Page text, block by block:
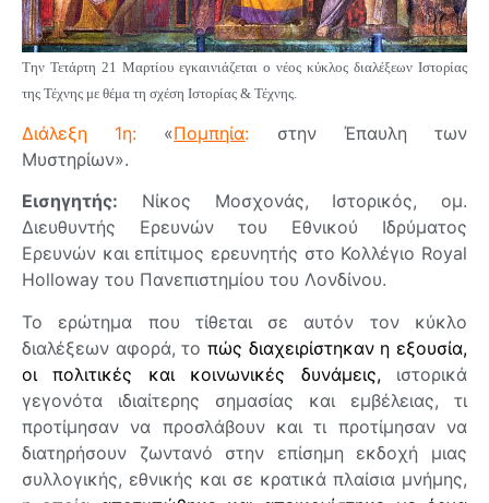
Την Τετάρτη 21 Μαρτίου εγκαινιάζεται ο νέος κύκλος διαλέξεων Ιστορίας
της Τέχνης με θέμα τη σχέση Ιστορίας & Τέχνης.
Διάλεξη 1η: «Πομπηία: στην Έπαυλη των
Μυστηρίων».
Εισηγητής: Νίκος Μοσχονάς, Ιστορικός, ομ.
Διευθυντής Ερευνών του Εθνικού Ιδρύματος
Ερευνών και επίτιμος ερευνητής στο Κολλέγιο Royal
Holloway του Πανεπιστημίου του Λονδίνου.
Το ερώτημα που τίθεται σε αυτόν τον κύκλο
διαλέξεων αφορά, το πώς διαχειρίστηκαν η εξουσία,
οι πολιτικές και κοινωνικές δυνάμεις,ιστορικά
γεγονότα ιδιαίτερης σημασίας και εμβέλειας, τι
προτίμησαν να προσλάβουν και τι προτίμησαν να
διατηρήσουν ζωντανό στην επίσημη εκδοχή μιας
συλλογικής, εθνικής και σε κρατικά πλαίσια μνήμης,